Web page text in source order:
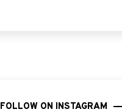
FOLLOW ON INSTAGRAM